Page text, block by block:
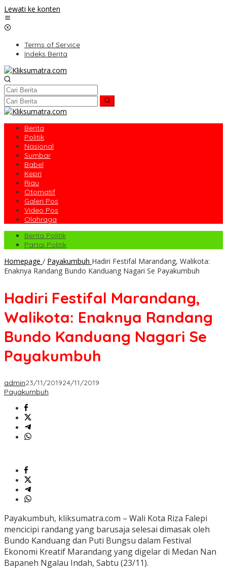
Lewati ke konten
Terms of Service
Indeks Berita
Berita
Politik
Nasional
Sumbar
Babel
Kepri
Riau
Otomatif
Galeri Pos
Video Pos
Olahraga
Berita Politik
Partai Politik
Homepage / Payakumbuh Hadiri Festifal Marandang, Walikota:
Enaknya Randang Bundo Kanduang Nagari Se Payakumbuh
Hadiri Festifal Marandang,
Walikota: Enaknya Randang
Bundo Kanduang Nagari Se
Payakumbuh
admin23/11/201924/11/2019
Payakumbuh
Payakumbuh, kliksumatra.com – Wali Kota Riza Falepi
mencicipi randang yang barusaja selesai dimasak oleh
Bundo Kanduang dan Puti Bungsu dalam Festival
Ekonomi Kreatif Marandang yang digelar di Medan Nan
Bapaneh Ngalau Indah, Sabtu (23/11).